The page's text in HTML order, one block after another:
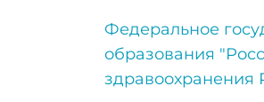
Федеральное
образования
здравоохранения